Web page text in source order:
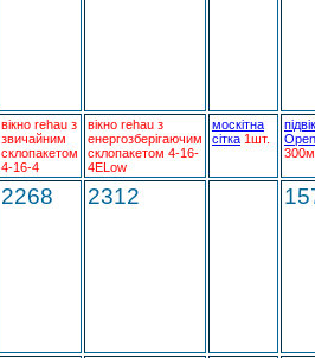
вікно rehau з
звичайним
склопакетом
4-16-4
вікно rehau з
енергозберігаючим
склопакетом 4-16-
4ELow
москітна
сітка 1шт.
2268 2312